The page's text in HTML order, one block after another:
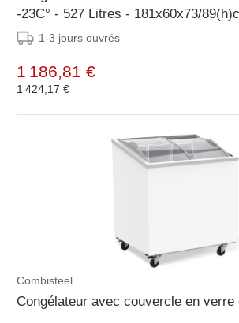
-23C° - 527 Litres - 181x60x73/
1-3 jours ouvrés
1 186,81 €
1 424,17 €
Combisteel
Congélateur avec couvercle en verre